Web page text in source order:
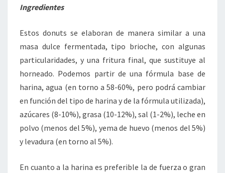
Ingredientes
Estos donuts se elaboran de manera similar a una
masa dulce fermentada, tipo brioche, con algunas
particularidades, y una fritura final, que sustituye al
horneado. Podemos partir de una fórmula base de
harina, agua (en torno a 58-60%, pero podrá cambiar
en función del tipo de harina y de la fórmula utilizada),
azúcares (8-10%), grasa (10-12%), sal (1-2%), leche en
polvo (menos del 5%), yema de huevo (menos del 5%)
y levadura (en torno al 5%).
En cuanto a la harina es preferible la de fuerza o gran